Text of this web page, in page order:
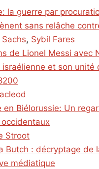
la guerre par
sans relâche
, Sybil Fares
de Lionel Messi avec
israélienne et son unité
en Biélorussie: Un
Stroot
Butch : décryptage de
médiatique